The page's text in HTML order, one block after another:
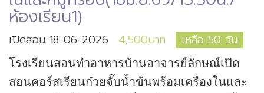
ห้องเรียน1)
เปิดสอน 18-06-2026 4,500บาท เหลือ 50 วัน
โรงเรียนสอนทำอาหารบ้านอาจารย์ลักษณ์เปิด
สอนคอร์สเรียนก๋วยจั๊บน้ำข้นพร้อมเครื่องในและ